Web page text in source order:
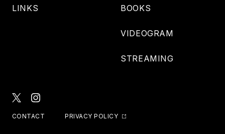
LINKS BOOKS
VIDEOGRAM
STREAMING
CONTACT PRIVACY POLICY